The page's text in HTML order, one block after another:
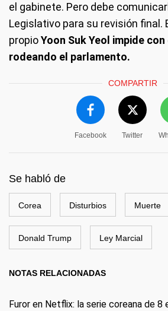
el gabinete. Pero debe
Legislativo para su revisión final.
propioYoon Suk Yeol impide
rodeando el parlamento.
COMPARTIR
Facebook Twitter
Se habló de
Corea Disturbios Muerte
Donald Trump Ley Marcial
NOTAS RELACIONADAS
Furor en Netflix: la serie coreana de 8